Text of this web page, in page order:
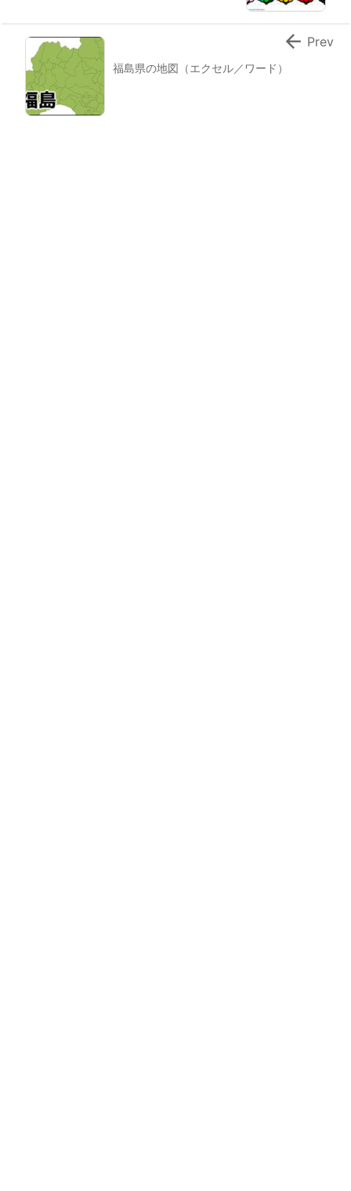
福島県の地図（エクセル／ワード）
 Prev